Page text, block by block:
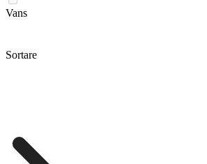
Vans
Sortare